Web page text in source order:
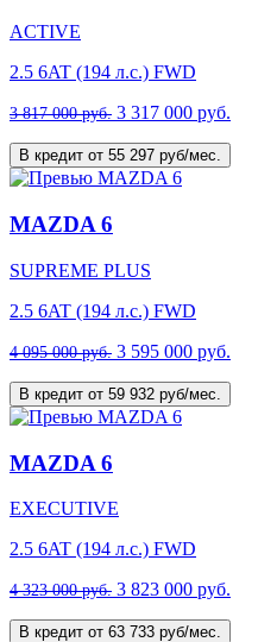
ACTIVE
2.5 6AT (194 л.с.) FWD
3 817 000 руб. 3 317 000 руб.
В кредит от 55 297 руб/мес.
MAZDA 6
SUPREME PLUS
2.5 6AT (194 л.с.) FWD
4 095 000 руб. 3 595 000 руб.
В кредит от 59 932 руб/мес.
MAZDA 6
EXECUTIVE
2.5 6AT (194 л.с.) FWD
4 323 000 руб. 3 823 000 руб.
В кредит от 63 733 руб/мес.